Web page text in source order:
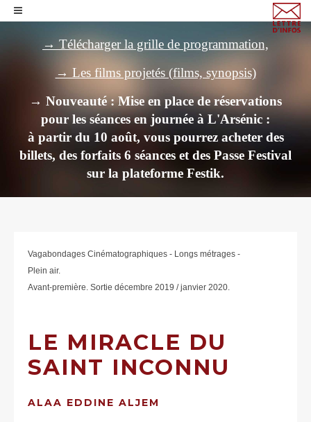
→ Télécharger la grille de programmation,
→ Les films projetés (films, synopsis)
→ Nouveauté : Mise en place de réservations
pour les séances en journée à L'Arsénic :
à partir du 10 août, vous pourrez acheter des
billets, des forfaits 6 séances et des Passe Festival
sur la plateforme Festik.
Vagabondages Cinématographiques - Longs métrages -
Plein air.
Avant-première. Sortie décembre 2019 / janvier 2020.
LE MIRACLE DU
SAINT INCONNU
ALAA EDDINE ALJEM